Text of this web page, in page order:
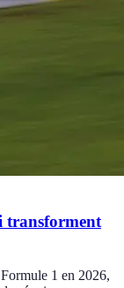
transforment
1 en 2026,